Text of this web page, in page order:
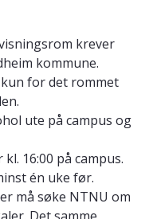
krever
kommune.
for det rommet
ute på campus og
16:00 på campus.
én uke før.
må søke NTNU om
Det samme